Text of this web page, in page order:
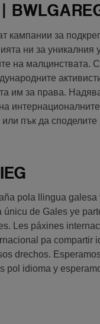
кампании за
ни за уникалния
на малцинствата.
им за права.
или пък да
pola llingua
de Gales ye
Les páxines
pa compartir
drechos.
pol idioma y